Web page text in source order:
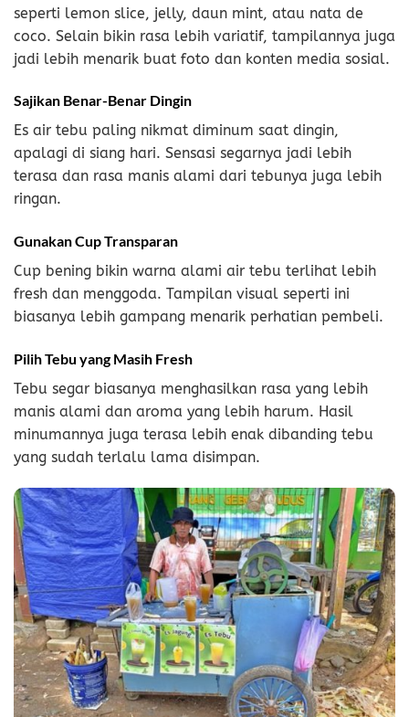
seperti lemon slice, jelly, daun mint, atau nata de
coco. Selain bikin rasa lebih variatif, tampilannya juga
jadi lebih menarik buat foto dan konten media sosial.
Sajikan Benar-Benar Dingin
Es air tebu paling nikmat diminum saat dingin,
apalagi di siang hari. Sensasi segarnya jadi lebih
terasa dan rasa manis alami dari tebunya juga lebih
ringan.
Gunakan Cup Transparan
Cup bening bikin warna alami air tebu terlihat lebih
fresh dan menggoda. Tampilan visual seperti ini
biasanya lebih gampang menarik perhatian pembeli.
Pilih Tebu yang Masih Fresh
Tebu segar biasanya menghasilkan rasa yang lebih
manis alami dan aroma yang lebih harum. Hasil
minumannya juga terasa lebih enak dibanding tebu
yang sudah terlalu lama disimpan.